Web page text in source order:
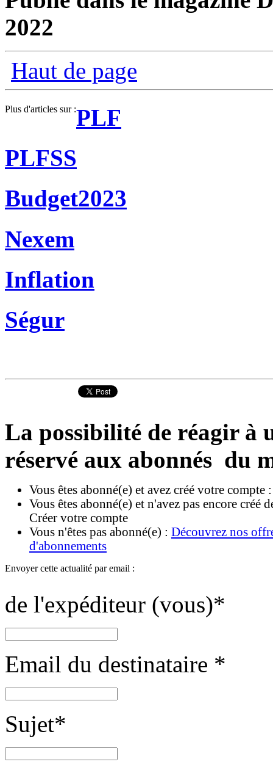
2022
Haut de page
Plus d'articles sur :PLF
PLFSS
Budget2023
Nexem
Inflation
Ségur
La possibilité de réagir à
réservé aux abonnés du
Vous êtes abonné(e) et avez créé votre compte
Vous êtes abonné(e) et n'avez pas encore créé
Créer votre compte
Vous n'êtes pas abonné(e) : Découvrez nos
d'abonnements
Envoyer cette actualité par email :
de l'expéditeur (vous)*
Email du destinataire *
Sujet*